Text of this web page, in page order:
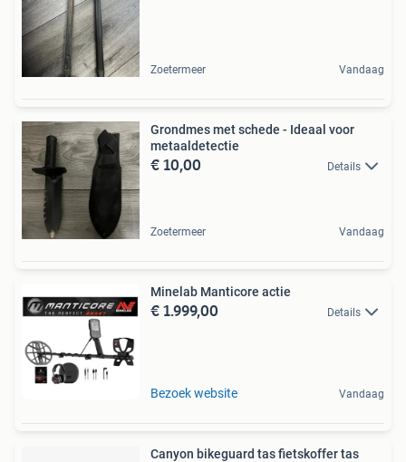
Zoetermeer Vandaag
Grondmes met schede - Ideaal voor
metaaldetectie
€ 10,00 Details
Zoetermeer Vandaag
Minelab Manticore actie
€ 1.999,00 Details
Bezoek website Vandaag
Canyon bikeguard tas fietskoffer tas